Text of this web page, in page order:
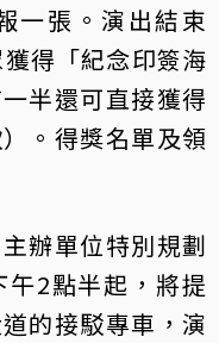
一張。演出結束
得「紀念印簽海
半還可直接獲得
。得獎名單及領
辦單位特別規劃
2點半起，將提
的接駁專車，演